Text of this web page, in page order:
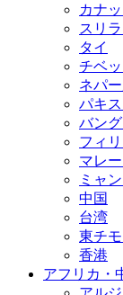
カナ
スリ
タイ
チベッ
ネパ
パキ
バン
フィ
マレ
ミャ
中国
台湾
東チ
香港
アフリカ・